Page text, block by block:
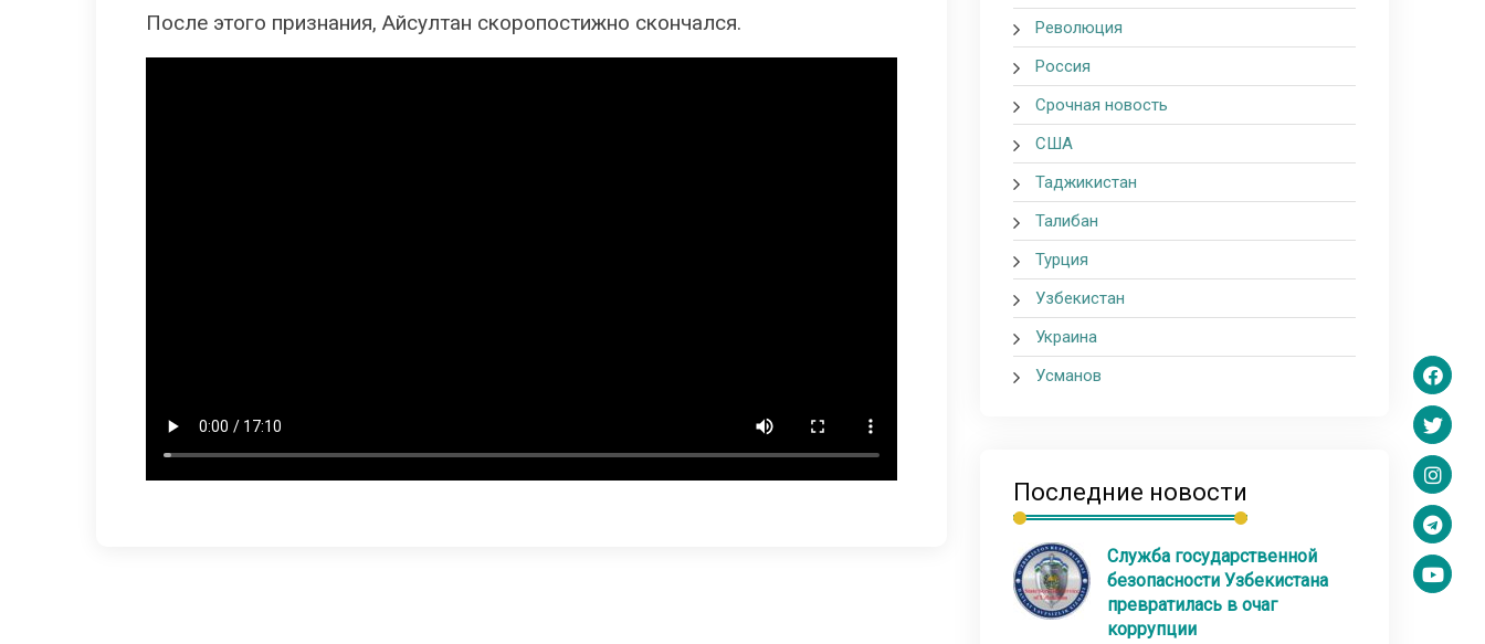
После этого признания, Айсултан скоропостижно скончался.
Революция
Россия
Срочная новость
США
Таджикистан
Талибан
Турция
Узбекистан
Украина
Усманов
Последние новости
Служба государственной
безопасности Узбекистана
превратилась в очаг
коррупции